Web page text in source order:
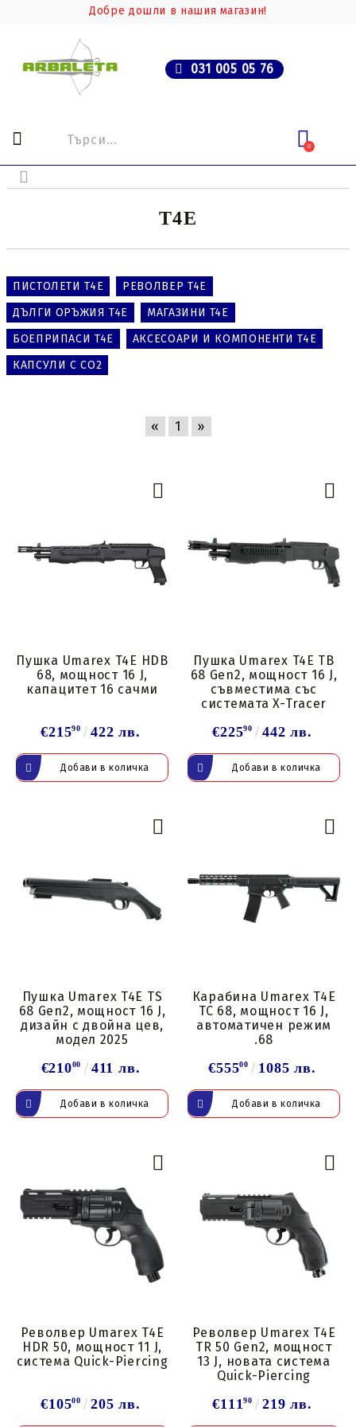
Добре дошли в нашия магазин!
031 005 05 76
0
T4E
ПИСТОЛЕТИ T4E
РЕВОЛВЕР T4E
ДЪЛГИ ОРЪЖИЯ T4E
МАГАЗИНИ T4E
БОЕПРИПАСИ T4E
АКСЕСОАРИ И КОМПОНЕНТИ T4E
КАПСУЛИ С CO2
« 1 »
Пушка Umarex T4E HDB
68, мощност 16 J,
капацитет 16 сачми
€21590 422 лв.
Пушка Umarex T4E TB
68 Gen2, мощност 16 J,
съвместима със
системата X-Tracer
€22590 442 лв.
Пушка Umarex T4E TS
68 Gen2, мощност 16 J,
дизайн с двойна цев,
модел 2025
€21000 411 лв.
Карабина Umarex T4E
TC 68, мощност 16 J,
автоматичен режим
.68
€55500 1085 лв.
Револвер Umarex T4E
HDR 50, мощност 11 J,
система Quick-Piercing
€10500 205 лв.
Револвер Umarex T4E
TR 50 Gen2, мощност
13 J, новата система
Quick-Piercing
€11190 219 лв.